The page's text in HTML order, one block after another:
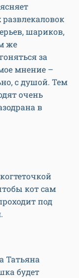
шариков,
же
за
мнение –
с душой. Тем
очень
в
кот сам
под
Татьяна
будет